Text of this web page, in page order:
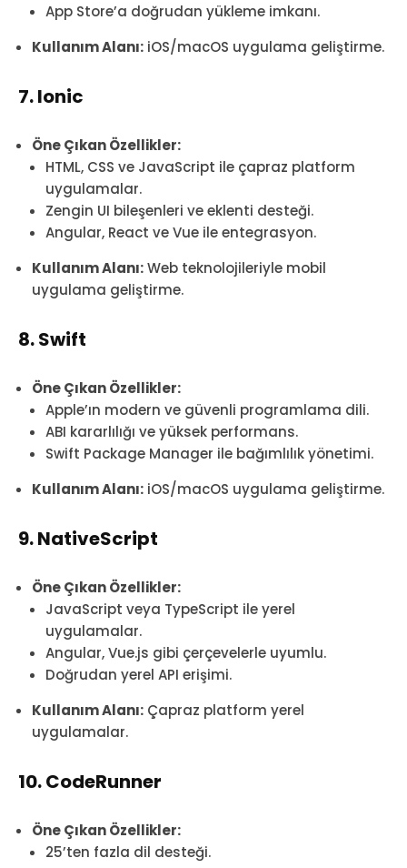
App Store’a doğrudan yükleme imkanı.
Kullanım Alanı: iOS/macOS uygulama geliştirme.
7. Ionic
Öne Çıkan Özellikler:
HTML, CSS ve JavaScript ile çapraz platform
uygulamalar.
Zengin UI bileşenleri ve eklenti desteği.
Angular, React ve Vue ile entegrasyon.
Kullanım Alanı:Web teknolojileriyle mobil
uygulama geliştirme.
8. Swift
Öne Çıkan Özellikler:
Apple’ın modern ve güvenli programlama dili.
ABI kararlılığı ve yüksek performans.
Swift Package Manager ile bağımlılık yönetimi.
Kullanım Alanı: iOS/macOS uygulama geliştirme.
9. NativeScript
Öne Çıkan Özellikler:
JavaScript veya TypeScript ile yerel
uygulamalar.
Angular, Vue.js gibi çerçevelerle uyumlu.
Doğrudan yerel API erişimi.
Kullanım Alanı: Çapraz platform yerel
uygulamalar.
10. CodeRunner
Öne Çıkan Özellikler:
25’ten fazla dil desteği.